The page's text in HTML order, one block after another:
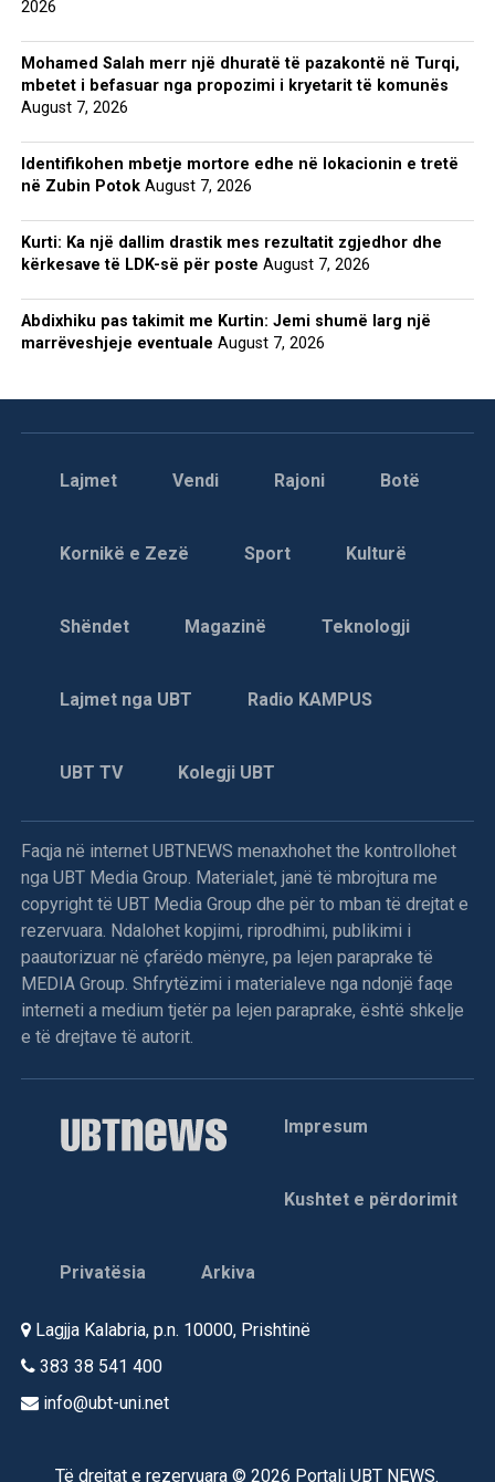
2026
Mohamed Salah merr një dhuratë të pazakontë në Turqi,
mbetet i befasuar nga propozimi i kryetarit të komunës
August 7, 2026
Identifikohen mbetje mortore edhe në lokacionin e tretë
në Zubin Potok August 7, 2026
Kurti: Ka një dallim drastik mes rezultatit zgjedhor dhe
kërkesave të LDK-së për poste August 7, 2026
Abdixhiku pas takimit me Kurtin: Jemi shumë larg një
marrëveshjeje eventuale August 7, 2026
Lajmet Vendi Rajoni Botë
Kornikë e Zezë Sport Kulturë
Shëndet Magazinë Teknologji
Lajmet nga UBT Radio KAMPUS
UBT TV Kolegji UBT
Faqja në internet UBTNEWS menaxhohet the kontrollohet
nga UBT Media Group. Materialet, janë të mbrojtura me
copyright të UBT Media Group dhe për to mban të drejtat e
rezervuara. Ndalohet kopjimi, riprodhimi, publikimi i
paautorizuar në çfarëdo mënyre, pa lejen paraprake të
MEDIA Group. Shfrytëzimi i materialeve nga ndonjë faqe
interneti a medium tjetër pa lejen paraprake, është shkelje
e të drejtave të autorit.
Impresum
Kushtet e përdorimit
Privatësia Arkiva
Lagjja Kalabria, p.n. 10000, Prishtinë
383 38 541 400
info@ubt-uni.net
Të drejtat e rezervuara © 2026 Portali UBT NEWS.